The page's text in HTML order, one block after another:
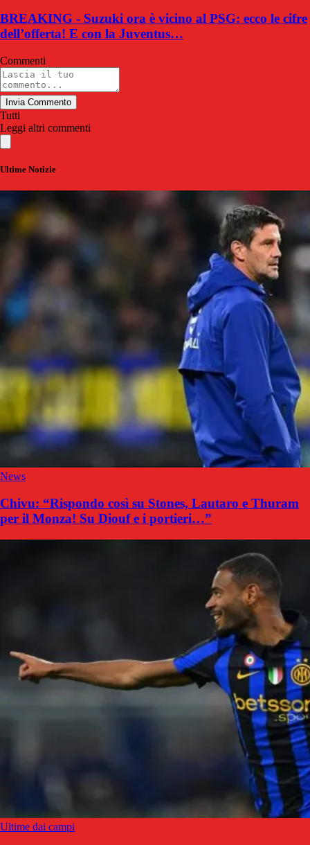
BREAKING - Suzuki ora è vicino al PSG: ecco le cifre
dell’offerta! E con la Juventus…
Commenti
Invia Commento
Tutti
Leggi altri commenti
Ultime Notizie
News
Chivu: “Rispondo così su Stones, Lautaro e Thuram
per il Monza! Su Diouf e i portieri…”
Ultime dai campi